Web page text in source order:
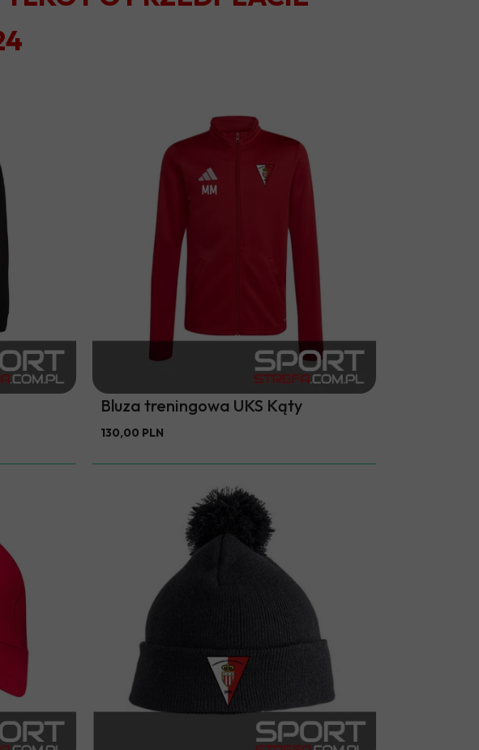
Bluza treningowa UKS Kąty
130,00 PLN
VICTORIA GŁOSKÓW
UKS KĄTY
GKS CHYNÓW
GKS SADOWNIK BŁĘDÓW